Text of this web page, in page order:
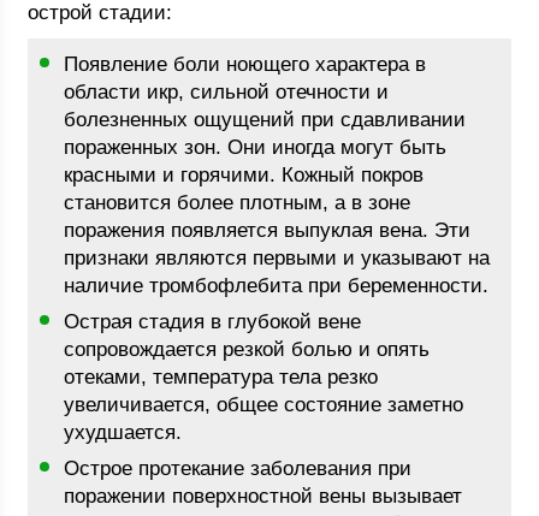
острой стадии:
Появление боли ноющего характера в
области икр, сильной отечности и
болезненных ощущений при сдавливании
пораженных зон. Они иногда могут быть
красными и горячими. Кожный покров
становится более плотным, а в зоне
поражения появляется выпуклая вена. Эти
признаки являются первыми и указывают на
наличие тромбофлебита при беременности.
Острая стадия в глубокой вене
сопровождается резкой болью и опять
отеками, температура тела резко
увеличивается, общее состояние заметно
ухудшается.
Острое протекание заболевания при
поражении поверхностной вены вызывает